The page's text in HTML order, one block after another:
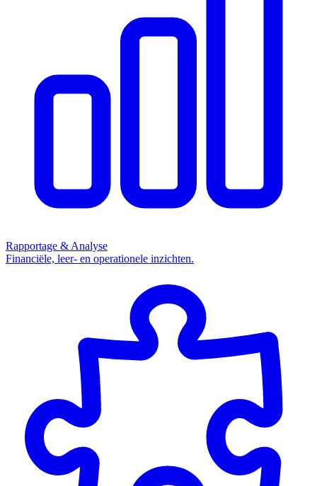
Rapportage & Analyse
Financiële, leer- en operationele inzichten.